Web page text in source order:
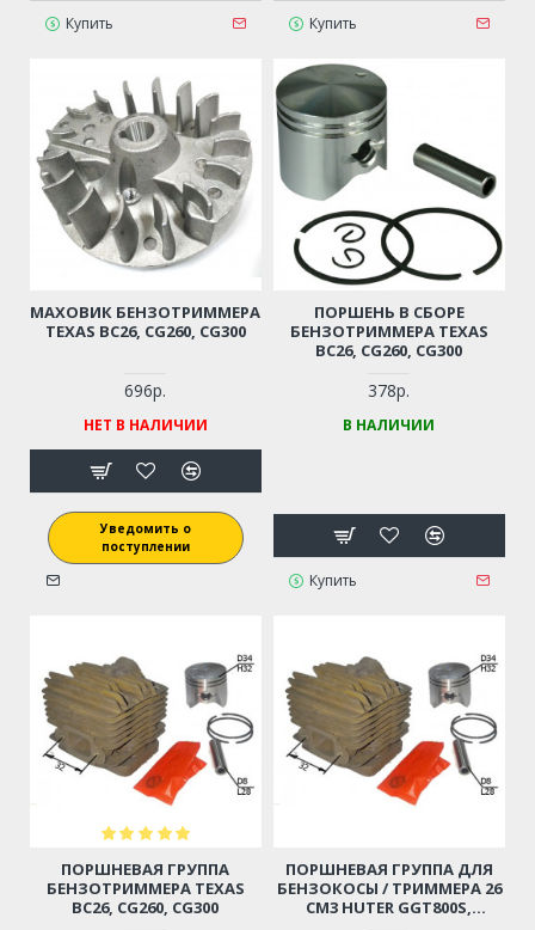
Купить Купить
МАХОВИК БЕНЗОТРИММЕРА
TEXAS BC26, CG260, CG300
696р.
НЕТ В НАЛИЧИИ
Уведомить о
поступлении
ПОРШЕНЬ В СБОРЕ
БЕНЗОТРИММЕРА TEXAS
BC26, CG260, CG300
378р.
В НАЛИЧИИ
Купить
ПОРШНЕВАЯ ГРУППА
БЕНЗОТРИММЕРА TEXAS
BC26, CG260, CG300
ПОРШНЕВАЯ ГРУППА ДЛЯ
БЕНЗОКОСЫ / ТРИММЕРА 26
СМ3 HUTER GGT800S,